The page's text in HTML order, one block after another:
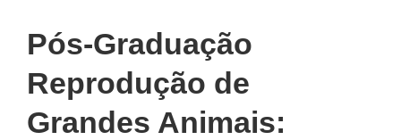
Pós-Graduação
Reprodução de
Grandes Animais: